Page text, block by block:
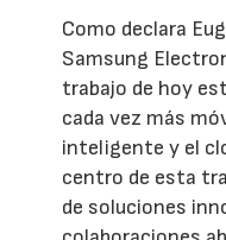
Como declara
Samsung
trabajo de hoy
cada vez más
inteligente y el
centro de esta
de soluciones